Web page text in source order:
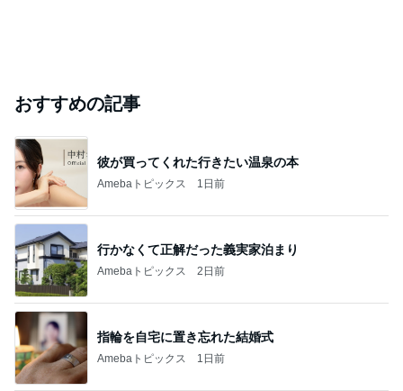
おすすめの記事
彼が買ってくれた行きたい温泉の本
Amebaトピックス 1日前
行かなくて正解だった義実家泊まり
Amebaトピックス 2日前
指輪を自宅に置き忘れた結婚式
Amebaトピックス 1日前